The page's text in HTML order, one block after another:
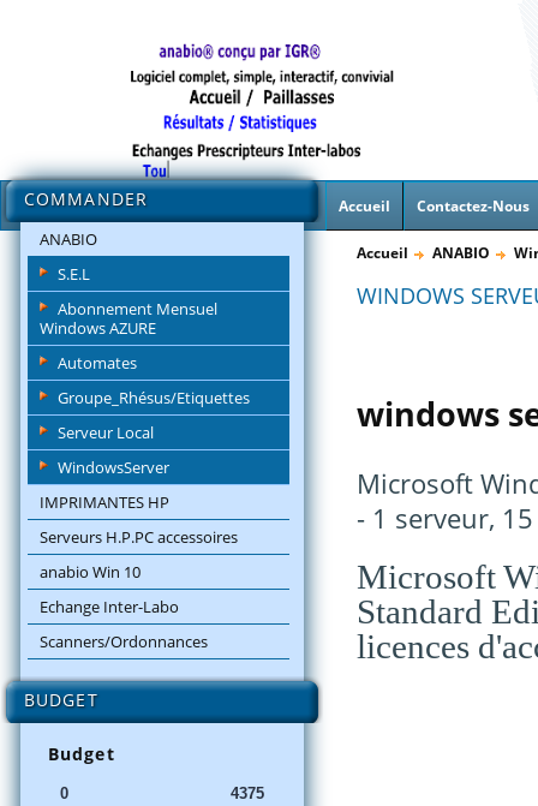
Accueil Contactez-Nous
COMMANDER
ANABIO
S.E.L
Abonnement Mensuel
Windows AZURE
Automates
Groupe_Rhésus/Etiquettes
Serveur Local
WindowsServer
IMPRIMANTES HP
Serveurs H.P.PC accessoires
anabio Win 10
Echange Inter-Labo
Scanners/Ordonnances
BUDGET
Budget
Accueil ANABIO
WINDOWS
windows
Microsoft
- 1 serveur,
Microsoft
Standard
licences